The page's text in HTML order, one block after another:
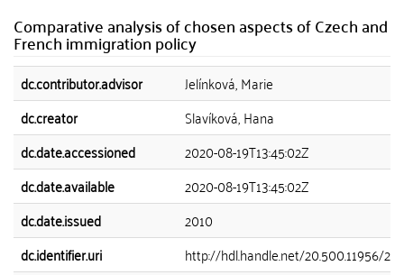
Comparative analysis of chosen aspects of Czech and
French immigration policy
dc.contributor.advisor
Jelínková, Marie
dc.creator
Slavíková, Hana
dc.date.accessioned
2020-08-19T13:45:02Z
dc.date.available
2020-08-19T13:45:02Z
dc.date.issued
2010
dc.identifier.uri
http://hdl.handle.net/20.500.11956/